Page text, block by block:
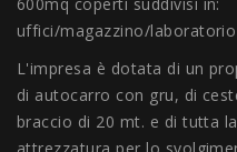
uffici/magazzino/
L'impresa è dotata di un
di autocarro con gru, di
braccio di 20 mt. e di tutta